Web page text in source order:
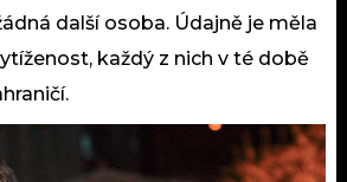
další osoba. Údajně je měla
každý z nich v té době